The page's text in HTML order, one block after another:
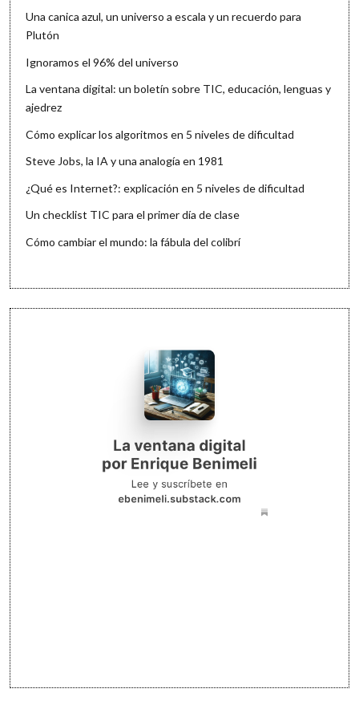
Una canica azul, un universo a escala y un recuerdo para
Plutón
Ignoramos el 96% del universo
La ventana digital: un boletín sobre TIC, educación, lenguas y
ajedrez
Cómo explicar los algoritmos en 5 niveles de dificultad
Steve Jobs, la IA y una analogía en 1981
¿Qué es Internet?: explicación en 5 niveles de dificultad
Un checklist TIC para el primer día de clase
Cómo cambiar el mundo: la fábula del colibrí